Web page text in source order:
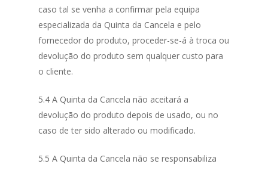
caso tal se venha a confirmar pela equipa
especializada da Quinta da Cancela e pelo
fornecedor do produto, proceder-se-á à troca ou
devolução do produto sem qualquer custo para
o cliente.
5.4 A Quinta da Cancela não aceitará a
devolução do produto depois de usado, ou no
caso de ter sido alterado ou modificado.
5.5 A Quinta da Cancela não se responsabiliza